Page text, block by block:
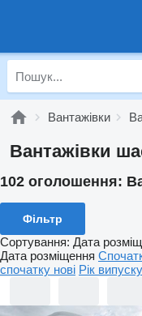
Вантажівки
Вантажівки
102 оголошення:
Фільтр
Сортування: Дата
Дата розміщення
спочатку нові Рік